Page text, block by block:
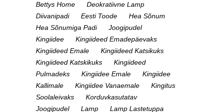
Bettys Home
Deokratiivne Lamp
Diivanipadi
Eesti Toode
Hea Sõnum
Hea Sõnumiga Padi
Joogipudel
Kingiidee
Kingiideed Emadepäevaks
Kingiideed Emale
Kingiideed Katsikuks
Kingiideed Katskikuks
Kingiideed
Pulmadeks
Kingiidee Emale
Kingiidee
Kallimale
Kingiidee Vanaemale
Kingitus
Soolaleivaks
Korduvkasutatav
Joogipudel
Lamp
Lamp Lastetuppa